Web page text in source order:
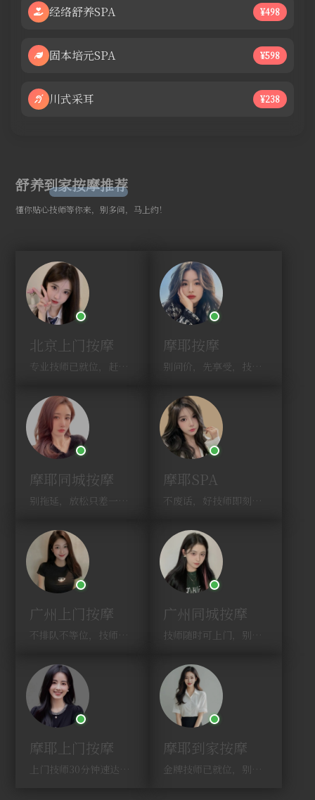
经络舒养SPA ¥498
固本培元SPA ¥598
川式采耳 ¥238
舒养到家按摩推荐
懂你贴心技师等你来，别多问，马上约！
北京上门按摩
专业技师已就位，赶紧下单！
摩耶按摩
别问价，先享受，技师马上到！
摩耶同城按摩
别拖延，放松只差一次点击！
摩耶SPA
不废话，好技师即刻上门，约！
广州上门按摩
不排队不等位，技师直奔你家！
广州同城按摩
技师随时可上门，别啰嗦，赶紧约！
摩耶上门按摩
上门技师30分钟速达，别问，快约！
摩耶到家按摩
金牌技师已就位，别纠结，马上预约！